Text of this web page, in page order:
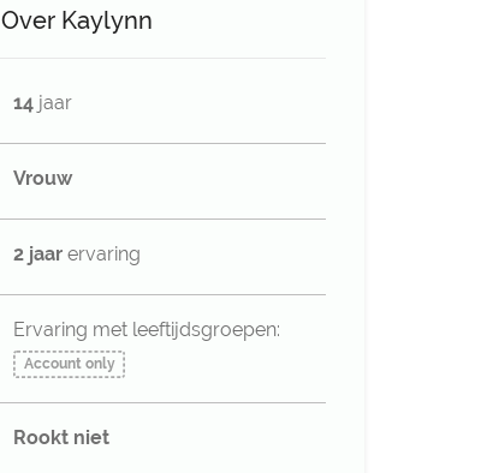
Over Kaylynn
14 jaar
Vrouw
2 jaar ervaring
Ervaring met leeftijdsgroepen:
Account only
Rookt niet